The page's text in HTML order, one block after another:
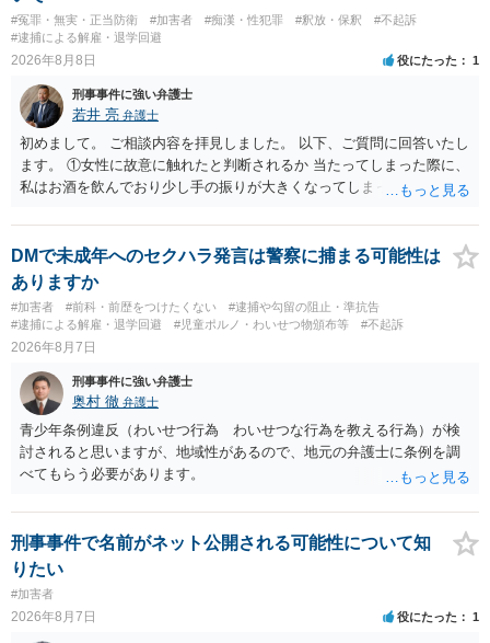
#冤罪・無実・正当防衛 #加害者 #痴漢・性犯罪 #釈放・保釈
#不起訴
#逮捕による解雇・退学回避
2026年8月8日 役にたった 1
刑事事件に強い弁護士
若井 亮 弁護士
初めまして。 ご相談内容を拝見しました。 以下、ご質問に回答いたし
ます。 ①女性に故意に触れたと判断されるか 当たってしまった際に、
私はお酒を飲んでおり少し手の振りが大きくなってしまっていたこと
いた場合、故意だと判定されやすいのでしょうか？ お伺いする限り、
故意があると判断されることは無いかと思います。 ②逮捕、呼び出し
の可能性 この行為により、痴漢やその他の犯罪を犯したとして、逮
捕、呼び出しされる可能性はどれほどでしょうか？ 誤って当たってし
まっただけであり、さらにその場で女性等のアクションが無かったこ
とからすると、この後に呼び出される可能性は極めて低いと思いま
能性があると考えれば良いのでしょうか？ 逮捕や呼び出しの可能性は
極めて低いと思います。 連絡が来ることはないでしょう。
DMで未成年へのセクハラ発言は警察に捕まる可能性は
ありますか
#加害者 #前科・前歴をつけたくない
#逮捕や勾留の阻止・準抗告
#逮捕による解雇・退学回避
#児童ポルノ・わいせつ物頒布等 #不起訴
2026年8月7日
刑事事件に強い弁護士
奥村 徹 弁護士
青少年条例違反（わいせつ行為 わいせつな行為を教える行為）が検
討されると思いますが、地域性があるので、地元の弁護士に条例を調
べてもらう必要があります。
刑事事件で名前がネット公開される可能性について知
りたい
#加害者
2026年8月7日 役にたった 1